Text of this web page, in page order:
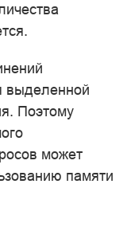
выделенной
Поэтому
может
памяти